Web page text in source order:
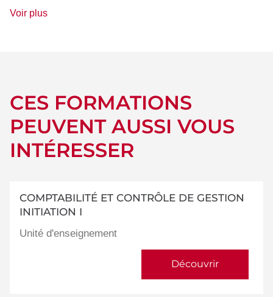
Voir plusde
CES FORMATIONS
PEUVENT AUSSI VOUS
INTÉRESSER
COMPTABILITÉ ET CONTRÔLE DE GESTION
INITIATION I
Unité d'enseignement
Découvrir